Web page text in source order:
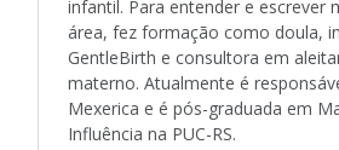
infantil. Para entender e escrever
área, fez formação como doula,
GentleBirth e consultora em
materno. Atualmente é
Mexerica e é pós-graduada em
Influência na PUC-RS.